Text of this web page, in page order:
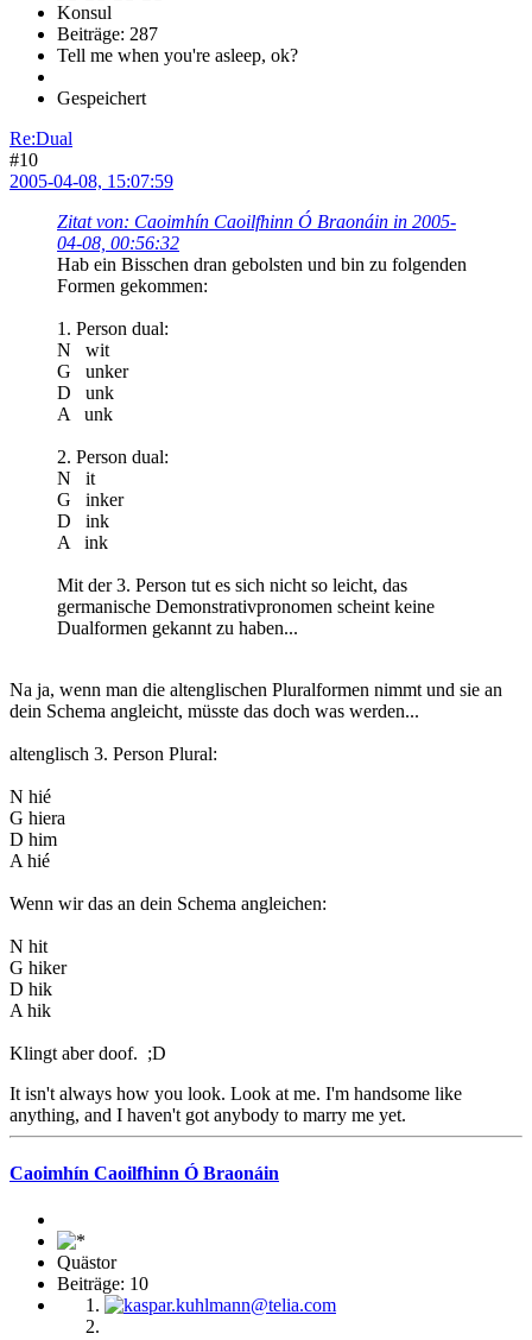
Konsul
Beiträge: 287
Tell me when you're asleep, ok?
Gespeichert
Re:Dual
#10
2005-04-08, 15:07:59
Zitat von: Caoimhín Caoilfhinn Ó Braonáin in 2005-
04-08, 00:56:32
Hab ein Bisschen dran gebolsten und bin zu folgenden
Formen gekommen:
1. Person dual:
N wit
G unker
D unk
A unk
2. Person dual:
N it
G inker
D ink
A ink
Mit der 3. Person tut es sich nicht so leicht, das
germanische Demonstrativpronomen scheint keine
Dualformen gekannt zu haben...
Na ja, wenn man die altenglischen Pluralformen nimmt und sie an
dein Schema angleicht, müsste das doch was werden...
altenglisch 3. Person Plural:
N hié
G hiera
D him
A hié
Wenn wir das an dein Schema angleichen:
N hit
G hiker
D hik
A hik
Klingt aber doof. ;D
It isn't always how you look. Look at me. I'm handsome like
anything, and I haven't got anybody to marry me yet.
Caoimhín Caoilfhinn Ó Braonáin
Quästor
Beiträge: 10